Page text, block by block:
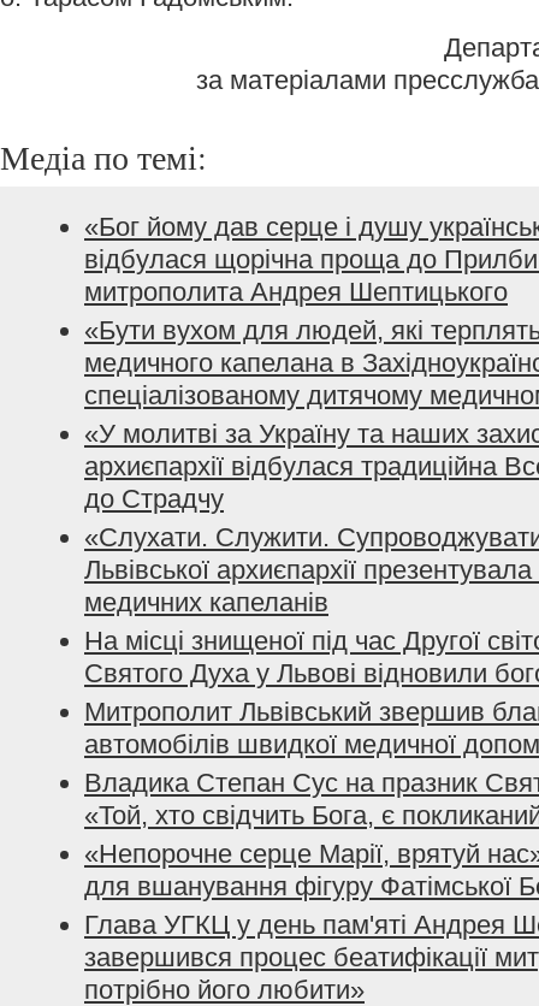
за матеріалами пресслужба
Медіа по темі:
«Бог йому дав серце і душу
відбулася щорічна проща до
митрополита Андрея Шептицького
«Бути вухом для людей, які
медичного капелана в
спеціалізованому дитячому
«У молитві за Україну та наших
архиєпархії відбулася традиційна
до Страдчу
«Слухати. Служити.
Львівської архиєпархії
медичних капеланів
На місці знищеної під час Другої
Святого Духа у Львові відновили
Митрополит Львівський звершив
автомобілів швидкої медичної
Владика Степан Сус на празник
«Той, хто свідчить Бога, є
«Непорочне серце Марії, врятуй
для вшанування фігуру Фатімської
Глава УГКЦ у день пам'яті Андрея
завершився процес беатифікації
потрібно його любити»